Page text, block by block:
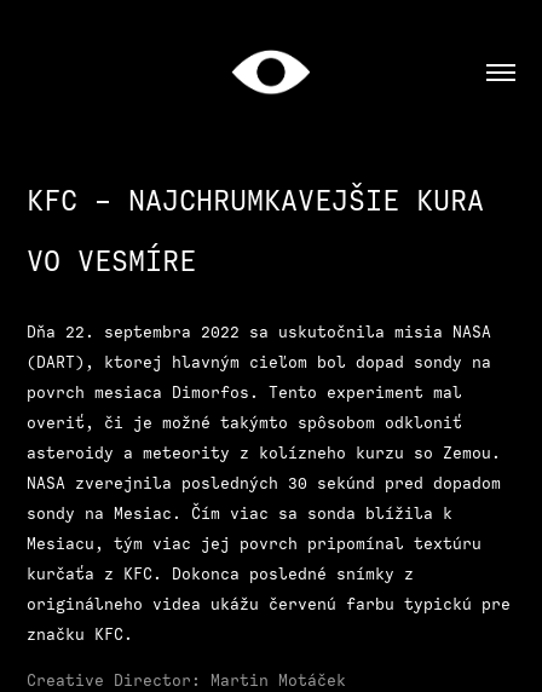
KFC - NAJCHRUMKAVEJŠIE KURA
VO VESMÍRE
Dňa 22. septembra 2022 sa uskutočnila misia NASA
(DART), ktorej hlavným cieľom bol dopad sondy na
povrch mesiaca Dimorfos. Tento experiment mal
overiť, či je možné takýmto spôsobom odkloniť
asteroidy a meteority z kolízneho kurzu so Zemou.
NASA zverejnila posledných 30 sekúnd pred dopadom
sondy na Mesiac. Čím viac sa sonda blížila k
Mesiacu, tým viac jej povrch pripomínal textúru
kurčaťa z KFC. Dokonca posledné snímky z
originálneho videa ukážu červenú farbu typickú pre
značku KFC.
Creative Director: Martin Motáček